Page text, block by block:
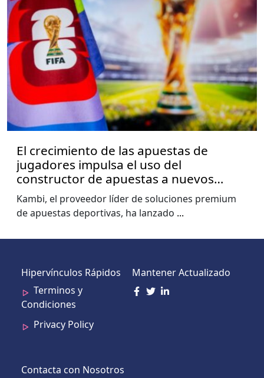
El crecimiento de las apuestas de
jugadores impulsa el uso del
constructor de apuestas a nuevos
niveles, muestra el informe de la Copa
del Mundo de Kambi
Kambi, el proveedor líder de soluciones premium
de apuestas deportivas, ha lanzado ...
Hipervínculos Rápidos
Terminos y
Condiciones
Privacy Policy
Mantener Actualizado
Contacta con Nosotros